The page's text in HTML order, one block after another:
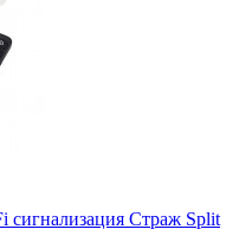
сигнализация Страж Split